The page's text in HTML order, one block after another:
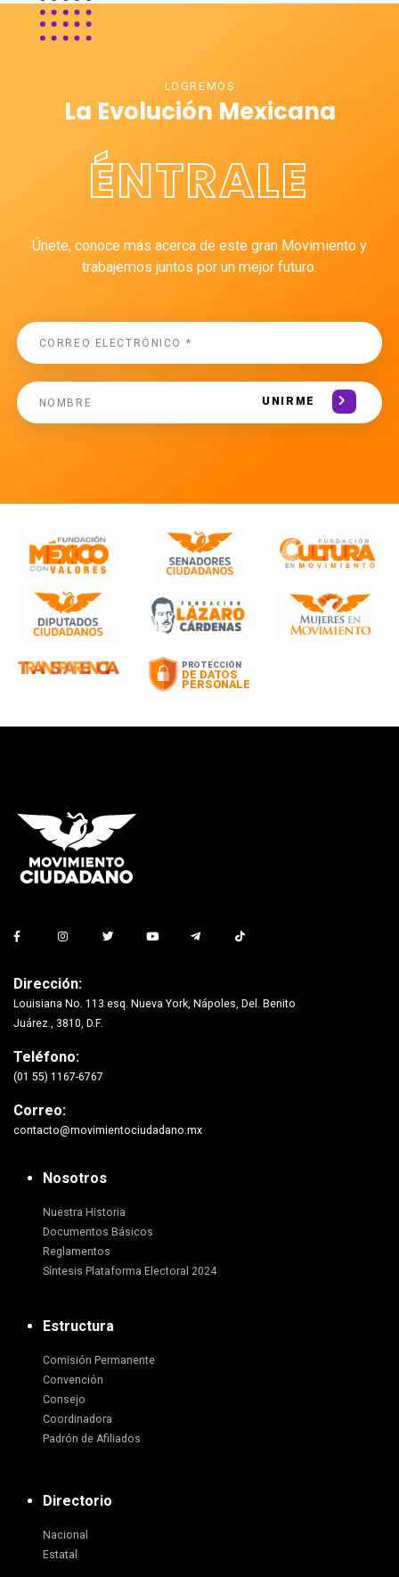
LOGREMOS
La Evolución Mexicana
ÉNTRALE
Únete, conoce más acerca de este gran Movimiento y
trabajemos juntos por un mejor futuro.
UNIRME
Dirección:
Louisiana No. 113 esq. Nueva York, Nápoles, Del. Benito
Juárez., 3810, D.F.
Teléfono:
(01 55) 1167-6767
Correo:
contacto@movimientociudadano.mx
Nosotros
Nuestra Historia
Documentos Básicos
Reglamentos
Síntesis Plataforma Electoral 2024
Estructura
Comisión Permanente
Convención
Consejo
Coordinadora
Padrón de Afiliados
Directorio
Nacional
Estatal